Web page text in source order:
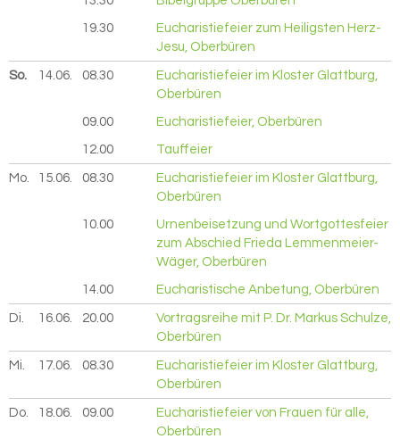
19.30
Eucharistiefeier zum Heiligsten Herz-
Jesu, Oberbüren
So. 14.06. 2026
08.30
Eucharistiefeier im Kloster Glattburg,
Oberbüren
09.00 Eucharistiefeier, Oberbüren
12.00 Tauffeier
Mo. 15.06. 2026
08.30
Eucharistiefeier im Kloster Glattburg,
Oberbüren
10.00
Urnenbeisetzung und Wortgottesfeier
zum Abschied Frieda Lemmenmeier-
Wäger, Oberbüren
14.00 Eucharistische Anbetung, Oberbüren
Di. 16.06. 2026
20.00
Vortragsreihe mit P. Dr. Markus Schulze,
Oberbüren
Mi. 17.06. 2026
08.30
Eucharistiefeier im Kloster Glattburg,
Oberbüren
Do. 18.06. 2026
09.00
Eucharistiefeier von Frauen für alle,
Oberbüren